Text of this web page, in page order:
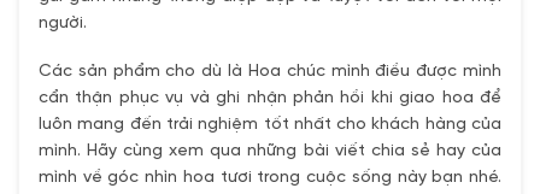
người.
Các sản phẩm cho dù là Hoa chúc mình điều được mình
cẩn thận phục vụ và ghi nhận phản hồi khi giao hoa để
luôn mang đến trải nghiệm tốt nhất cho khách hàng của
mình. Hãy cùng xem qua những bài viết chia sẻ hay của
mình về góc nhìn hoa tươi trong cuộc sống này bạn nhé.